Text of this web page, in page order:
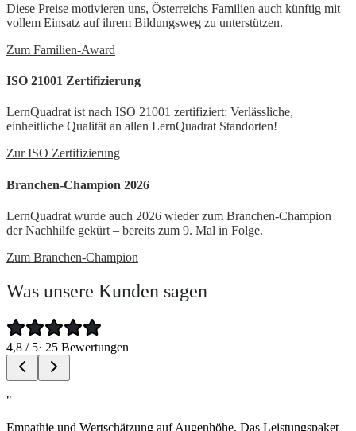
Diese Preise motivieren uns, Österreichs Familien auch künftig mit
vollem Einsatz auf ihrem Bildungsweg zu unterstützen.
Zum Familien-Award
ISO 21001 Zertifizierung
LernQuadrat ist nach ISO 21001 zertifiziert: Verlässliche,
einheitliche Qualität an allen LernQuadrat Standorten!
Zur ISO Zertifizierung
Branchen-Champion 2026
LernQuadrat wurde auch 2026 wieder zum Branchen-Champion
der Nachhilfe gekürt – bereits zum 9. Mal in Folge.
Zum Branchen-Champion
Was unsere Kunden sagen
4,8 / 5· 25 Bewertungen
"
Empathie und Wertschätzung auf Augenhöhe. Das Leistungspaket